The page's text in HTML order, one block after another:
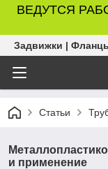
ВЕДУТСЯ
Задвижки |
Статьи
и применение